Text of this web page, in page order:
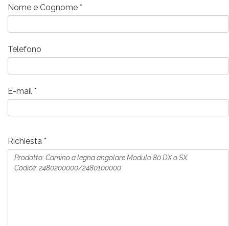
Nome e Cognome
Telefono
E-mail
Richiesta